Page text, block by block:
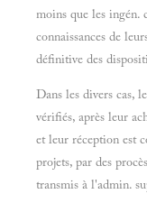
moins que les ingén.
connaissances de
définitive des
Dans les divers cas,
vérifiés, après leur
et leur réception est
projets, par des
transmis à l'admin.